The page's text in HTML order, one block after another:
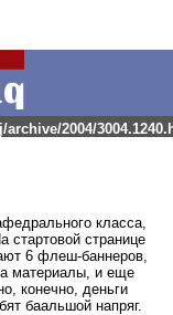
2004/
класса,
стартовой странице
6 флеш-баннеров,
материалы, и еще
конечно, деньги
баальшой напряг.